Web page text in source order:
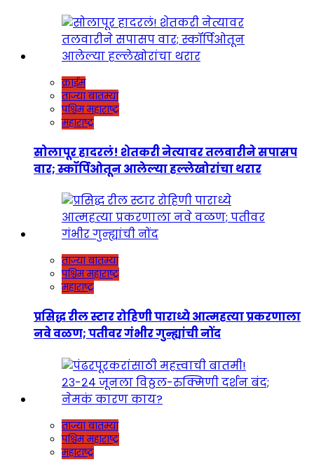
क्राईम
ताज्या बातम्या
पश्चिम महाराष्ट्र
महाराष्ट्र
सोलापूर हादरलं! शेतकरी नेत्यावर तलवारीने सपासप
वार; स्कॉर्पिओतून आलेल्या हल्लेखोरांचा थरार
ताज्या बातम्या
पश्चिम महाराष्ट्र
महाराष्ट्र
प्रसिद्ध रील स्टार रोहिणी पाराध्ये आत्महत्या प्रकरणाला
नवे वळण; पतीवर गंभीर गुन्ह्यांची नोंद
ताज्या बातम्या
पश्चिम महाराष्ट्र
महाराष्ट्र